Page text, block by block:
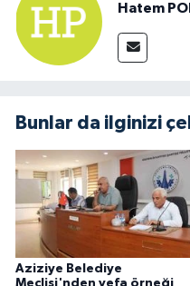
Hatem
Bunlar da ilginizi
Aziziye Belediye